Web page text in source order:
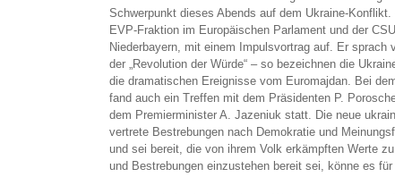
Schwerpunkt dieses Abends auf dem Ukraine-
EVP-Fraktion im Europäischen Parlament und der
Niederbayern, mit einem Impulsvortrag auf. Er
der „Revolution der Würde“ – so bezeichnen die
die dramatischen Ereignisse vom Euromajdan. Bei
fand auch ein Treffen mit dem Präsidenten P.
dem Premierminister A. Jazeniuk statt. Die neue
vertrete Bestrebungen nach Demokratie und
und sei bereit, die von ihrem Volk erkämpften Werte
und Bestrebungen einzustehen bereit sei, könne es